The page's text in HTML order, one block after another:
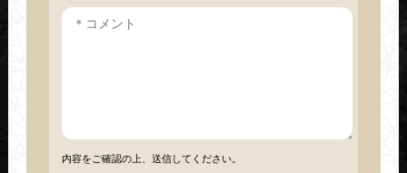
内容をご確認の上、送信してください。